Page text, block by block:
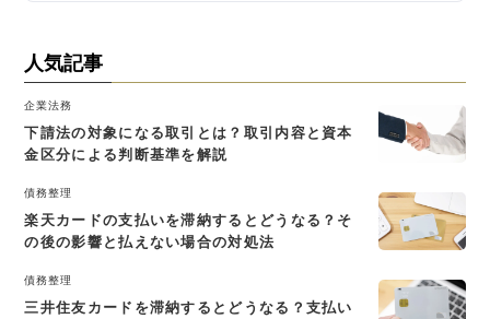
人気記事
企業法務
下請法の対象になる取引とは？取引内容と資本
金区分による判断基準を解説
債務整理
楽天カードの支払いを滞納するとどうなる？そ
の後の影響と払えない場合の対処法
債務整理
三井住友カードを滞納するとどうなる？支払い